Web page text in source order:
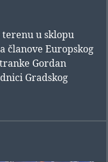
terenu u sklopu
članove Europskog
Gordan
Gradskog